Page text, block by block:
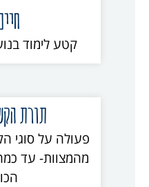
קטע לימוד
תורת
פעולה על סוגי
מהמצוות- עד